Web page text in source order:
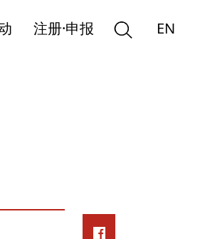
注册·申报 EN